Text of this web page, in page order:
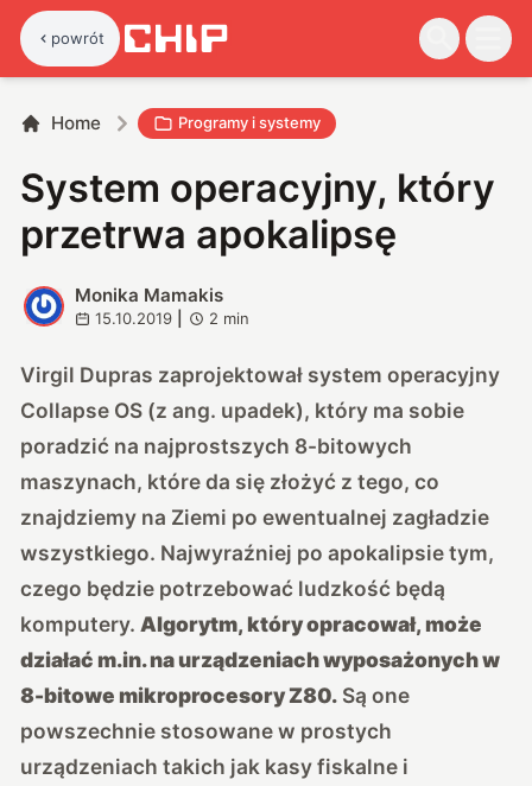
powrót
Home Programy i systemy
System operacyjny, który
przetrwa apokalipsę
M
Monika Mamakis
15.10.2019 2 min
Virgil Dupras zaprojektował system operacyjny
Collapse OS (z ang. upadek), który ma sobie
poradzić na najprostszych 8-bitowych
maszynach, które da się złożyć z tego, co
znajdziemy na Ziemi po ewentualnej zagładzie
wszystkiego. Najwyraźniej po apokalipsie tym,
czego będzie potrzebować ludzkość będą
komputery. Algorytm, który opracował, może
działać m.in. na urządzeniach wyposażonych w
8-bitowe mikroprocesory Z80. Są one
powszechnie stosowane w prostych
urządzeniach takich jak kasy fiskalne i